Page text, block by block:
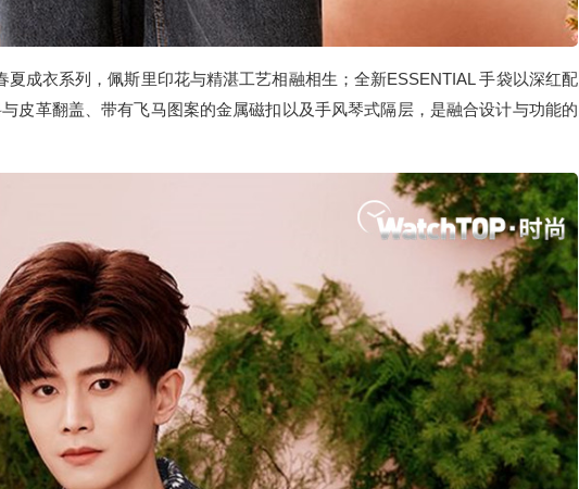
夏成衣系列，佩斯里印花与精湛工艺相融相生；全新ESSENTIAL 手袋以深红配
皮革翻盖、带有飞马图案的金属磁扣以及手风琴式隔层，是融合设计与功能的